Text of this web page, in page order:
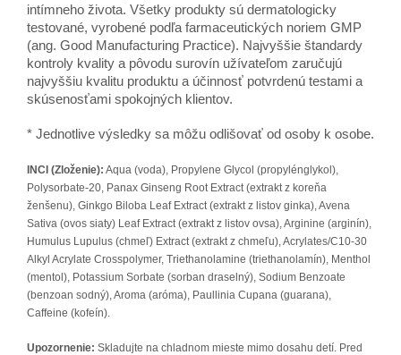
intímneho života. Všetky produkty sú dermatologicky
testované, vyrobené podľa farmaceutických noriem GMP
(ang. Good Manufacturing Practice). Najvyššie štandardy
kontroly kvality a pôvodu surovín užívateľom zaručujú
najvyššiu kvalitu produktu a účinnosť potvrdenú testami a
skúsenosťami spokojných klientov.
* Jednotlive výsledky sa môžu odlišovať od osoby k osobe.
INCI (Zloženie): Aqua (voda), Propylene Glycol (propylénglykol),
Polysorbate-20, Panax Ginseng Root Extract (extrakt z koreňa
ženšenu), Ginkgo Biloba Leaf Extract (extrakt z listov ginka), Avena
Sativa (ovos siaty) Leaf Extract (extrakt z listov ovsa), Arginine (arginín),
Humulus Lupulus (chmeľ) Extract (extrakt z chmeľu), Acrylates/C10-30
Alkyl Acrylate Crosspolymer, Triethanolamine (triethanolamín), Menthol
(mentol), Potassium Sorbate (sorban draselný), Sodium Benzoate
(benzoan sodný), Aroma (aróma), Paullinia Cupana (guarana),
Caffeine (kofeín).
Upozornenie: Skladujte na chladnom mieste mimo dosahu detí. Pred